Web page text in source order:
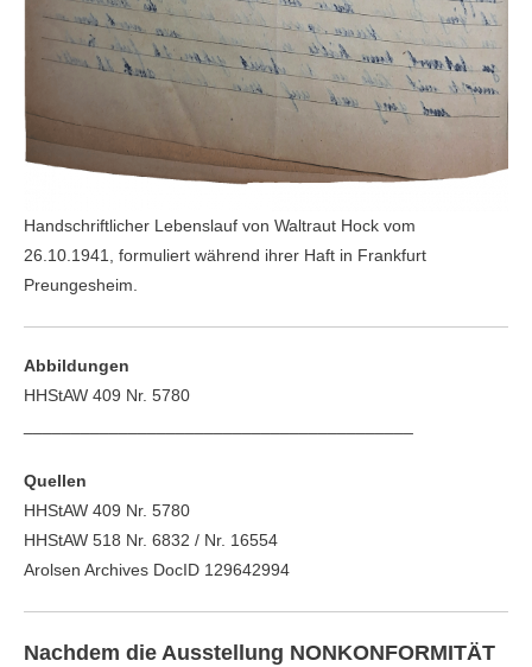
Handschriftlicher Lebenslauf von Waltraut Hock vom
26.10.1941, formuliert während ihrer Haft in Frankfurt
Preungesheim.
Abbildungen
HHStAW 409 Nr. 5780
Quellen
HHStAW 409 Nr. 5780
HHStAW 518 Nr. 6832 / Nr. 16554
Arolsen Archives DocID 129642994
Nachdem die Ausstellung NONKONFORMITÄT